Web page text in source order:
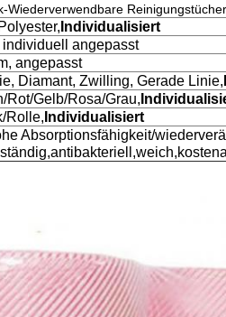
Wiederverwendbare Reinigungstücher
Individualisiert
individuell angepasst
angepasst
Diamant, Zwilling, Gerade Linie,
Rot/Gelb/Rosa/Grau,
Rolle, Individualisiert
Absorptionsfähigkeit/